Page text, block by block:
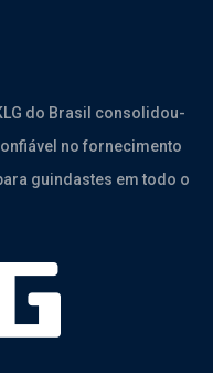
do Brasil consolidou-
no fornecimento
guindastes em todo o